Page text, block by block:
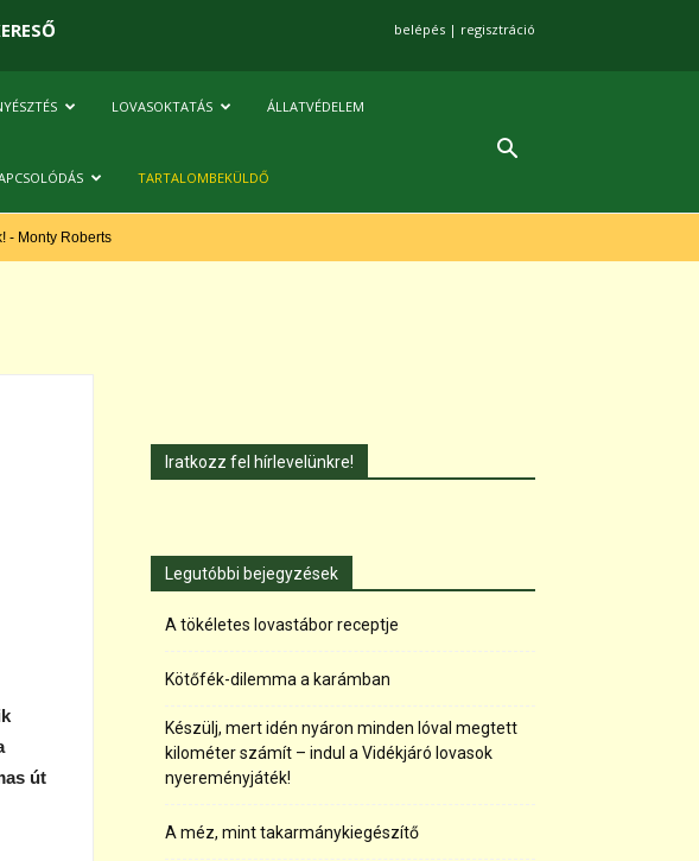
belépés | regisztráció
LOVASOKTATÁS ÁLLATVÉDELEM
TARTALOMBEKÜLDŐ
- Monty Roberts
út
Iratkozz fel hírlevelünkre!
Legutóbbi bejegyzések
A tökéletes lovastábor receptje
Kötőfék-dilemma a karámban
Készülj, mert idén nyáron minden lóval megtett
kilométer számít – indul a Vidékjáró lovasok
nyereményjáték!
A méz, mint takarmánykiegészítő